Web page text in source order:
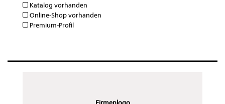
Katalog vorhanden
Online-Shop vorhanden
Premium-Profil